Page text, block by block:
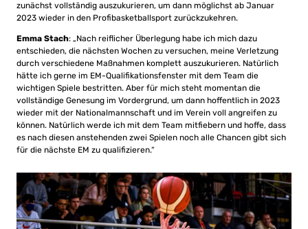
zunächst vollständig auszukurieren, um dann möglichst ab Januar
2023 wieder in den Profibasketballsport zurückzukehren.
Emma Stach: „Nach reiflicher Überlegung habe ich mich dazu
entschieden, die nächsten Wochen zu versuchen, meine Verletzung
durch verschiedene Maßnahmen komplett auszukurieren. Natürlich
hätte ich gerne im EM-Qualifikationsfenster mit dem Team die
wichtigen Spiele bestritten. Aber für mich steht momentan die
vollständige Genesung im Vordergrund, um dann hoffentlich in 2023
wieder mit der Nationalmannschaft und im Verein voll angreifen zu
können. Natürlich werde ich mit dem Team mitfiebern und hoffe, dass
es nach diesen anstehenden zwei Spielen noch alle Chancen gibt sich
für die nächste EM zu qualifizieren.“